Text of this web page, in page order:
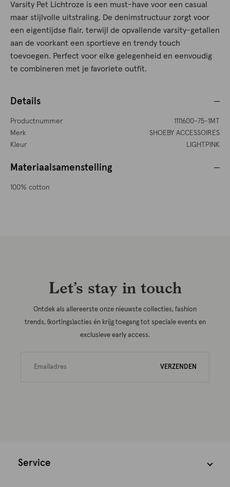
Varsity Pet Lichtroze is een must-have voor een casual
maar stijlvolle uitstraling. De denimstructuur zorgt voor
een eigentijdse flair, terwijl de opvallende varsity-getallen
aan de voorkant een sportieve en trendy touch
toevoegen. Perfect voor elke gelegenheid en eenvoudig
te combineren met je favoriete outfit.
Details
Productnummer
1111600-75-1MT
Merk
SHOEBY ACCESSOIRES
Kleur
LIGHTPINK
Materiaalsamenstelling
100% cotton
Let’s stay in touch
Ontdek als allereerste onze nieuwste collecties, fashion
trends, (kortings)acties én krijg toegang tot speciale events en
exclusieve early access.
VERZENDEN
Service